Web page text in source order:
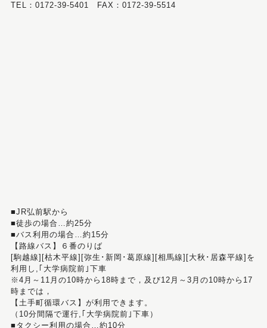
TEL：0172-39-5401 FAX：0172-39-5514
■JR弘前駅から
■徒歩の場合…約25分
■バス利用の場合…約15分
【路線バス】６番のりば
[駒越線][枯木平線][弥生･新岡･葛原線][相馬線][大秋･居森平線]を
利用し,｢大学病院前｣下車
※4月～11月の10時から18時まで，及び12月～3月の10時から17
時までは，
【土手町循環バス】が利用できます。
（10分間隔で運行,｢大学病院前｣下車）
■タクシー利用の場合…約10分